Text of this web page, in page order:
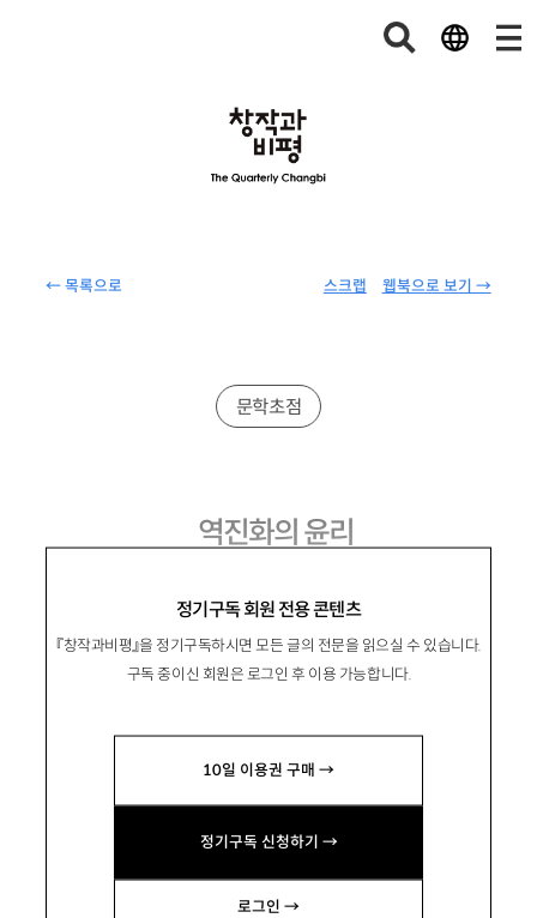
← 목록으로 웹북으로 보기 →
스크랩
정기구독 회원 전용 콘텐츠
『창작과비평』을 정기구독하시면 모든 글의 전문을 읽으실 수 있습니다.
구독 중이신 회원은 로그인 후 이용 가능합니다.
10일 이용권 구매 →
정기구독 신청하기 →
로그인 →
문학초점
역진화의 윤리
李城赫
문학평론가. 저서로 『불꽃과 트임』 『불화의 상상